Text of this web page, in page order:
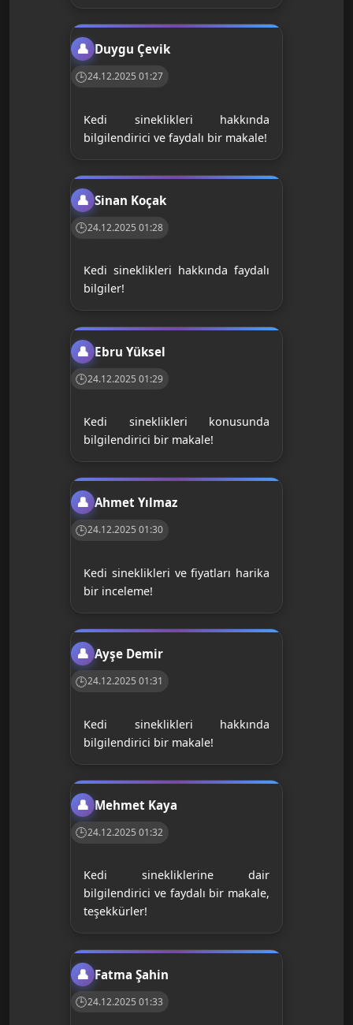
Duygu Çevik
24.12.2025 01:27
Kedi sineklikleri hakkında
bilgilendirici ve faydalı bir makale!
Sinan Koçak
24.12.2025 01:28
Kedi sineklikleri hakkında faydalı
bilgiler!
Ebru Yüksel
24.12.2025 01:29
Kedi sineklikleri konusunda
bilgilendirici bir makale!
Ahmet Yılmaz
24.12.2025 01:30
Kedi sineklikleri ve fiyatları harika
bir inceleme!
Ayşe Demir
24.12.2025 01:31
Kedi sineklikleri hakkında
bilgilendirici bir makale!
Mehmet Kaya
24.12.2025 01:32
Kedi sinekliklerine dair
bilgilendirici ve faydalı bir makale,
teşekkürler!
Fatma Şahin
24.12.2025 01:33